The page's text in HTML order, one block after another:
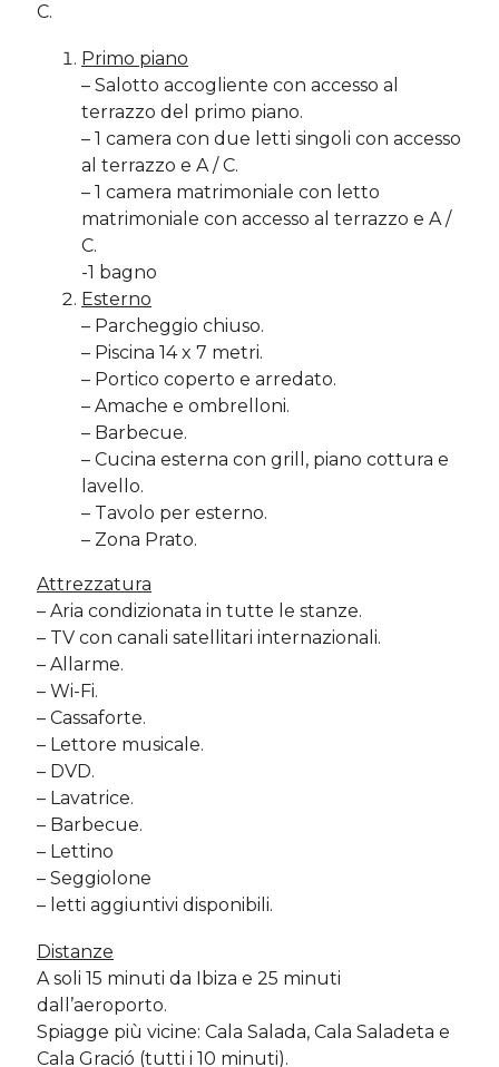
C.
Primo piano
– Salotto accogliente con accesso al
terrazzo del primo piano.
– 1 camera con due letti singoli con accesso
al terrazzo e A / C.
– 1 camera matrimoniale con letto
matrimoniale con accesso al terrazzo e A /
C.
-1 bagno
Esterno
– Parcheggio chiuso.
– Piscina 14 x 7 metri.
– Portico coperto e arredato.
– Amache e ombrelloni.
– Barbecue.
– Cucina esterna con grill, piano cottura e
lavello.
– Tavolo per esterno.
– Zona Prato.
Attrezzatura
– Aria condizionata in tutte le stanze.
– TV con canali satellitari internazionali.
– Allarme.
– Wi-Fi.
– Cassaforte.
– Lettore musicale.
– DVD.
– Lavatrice.
– Barbecue.
– Lettino
– Seggiolone
– letti aggiuntivi disponibili.
Distanze
A soli 15 minuti da Ibiza e 25 minuti
dall’aeroporto.
Spiagge più vicine: Cala Salada, Cala Saladeta e
Cala Gració (tutti i 10 minuti).